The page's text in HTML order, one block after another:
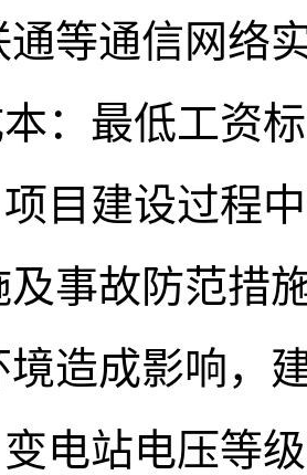
通等通信网络
：最低工资
目建设过程
及事故防范措
境造成影响，
电站电压等